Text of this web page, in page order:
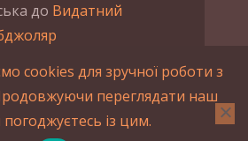
до Видатний
доПетро Франко
Всі права застережено.
cookies для зручної роботи з
переглядати наш
із цим.